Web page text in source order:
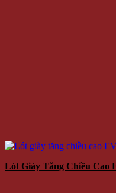
Lót Giày Tăng Chiều Cao